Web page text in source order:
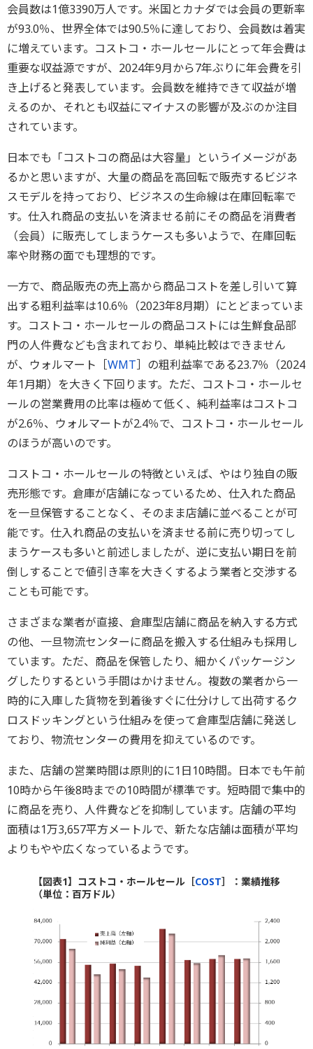
会員数は1億3390万人です。米国とカナダでは会員の更新率
が93.0％、世界全体では90.5％に達しており、会員数は着実
に増えています。コストコ・ホールセールにとって年会費は
重要な収益源ですが、2024年9月から7年ぶりに年会費を引
き上げると発表しています。会員数を維持できて収益が増
えるのか、それとも収益にマイナスの影響が及ぶのか注目
されています。
日本でも「コストコの商品は大容量」というイメージがあ
るかと思いますが、大量の商品を高回転で販売するビジネ
スモデルを持っており、ビジネスの生命線は在庫回転率で
す。仕入れ商品の支払いを済ませる前にその商品を消費者
（会員）に販売してしまうケースも多いようで、在庫回転
率や財務の面でも理想的です。
一方で、商品販売の売上高から商品コストを差し引いて算
出する粗利益率は10.6％（2023年8月期）にとどまっていま
す。コストコ・ホールセールの商品コストには生鮮食品部
門の人件費なども含まれており、単純比較はできません
が、ウォルマート［WMT］の粗利益率である23.7％（2024
年1月期）を大きく下回ります。ただ、コストコ・ホールセ
ールの営業費用の比率は極めて低く、純利益率はコストコ
が2.6％、ウォルマートが2.4％で、コストコ・ホールセール
のほうが高いのです。
コストコ・ホールセールの特徴といえば、やはり独自の販
売形態です。倉庫が店舗になっているため、仕入れた商品
を一旦保管することなく、そのまま店舗に並べることが可
能です。仕入れ商品の支払いを済ませる前に売り切ってし
まうケースも多いと前述しましたが、逆に支払い期日を前
倒しすることで値引き率を大きくするよう業者と交渉する
ことも可能です。
さまざまな業者が直接、倉庫型店舗に商品を納入する方式
の他、一旦物流センターに商品を搬入する仕組みも採用し
ています。ただ、商品を保管したり、細かくパッケージン
グしたりするという手間はかけません。複数の業者から一
時的に入庫した貨物を到着後すぐに仕分けして出荷するク
ロスドッキングという仕組みを使って倉庫型店舗に発送し
ており、物流センターの費用を抑えているのです。
また、店舗の営業時間は原則的に1日10時間。日本でも午前
10時から午後8時までの10時間が標準です。短時間で集中的
に商品を売り、人件費などを抑制しています。店舗の平均
面積は1万3,657平方メートルで、新たな店舗は面積が平均
よりもやや広くなっているようです。
【図表1】コストコ・ホールセール［COST］：業績推移
（単位：百万ドル）